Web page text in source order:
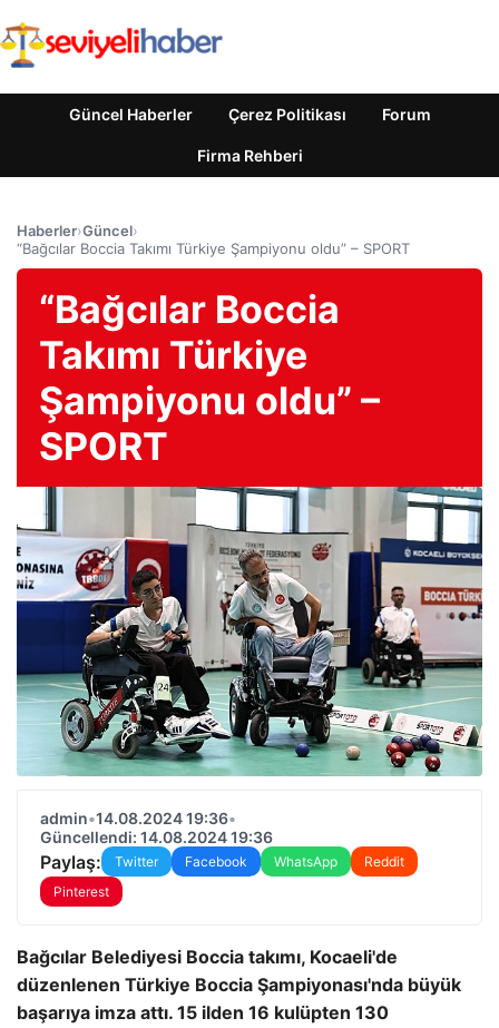
Güncel Haberler Çerez Politikası Forum
Firma Rehberi
Haberler›Güncel›
“Bağcılar Boccia Takımı Türkiye Şampiyonu oldu” – SPORT
“Bağcılar Boccia
Takımı Türkiye
Şampiyonu oldu” –
SPORT
admin•14.08.2024 19:36•
Güncellendi: 14.08.2024 19:36
Paylaş: Twitter Facebook WhatsApp
Reddit
Pinterest
Bağcılar Belediyesi Boccia takımı, Kocaeli'de
düzenlenen Türkiye Boccia Şampiyonası'nda büyük
başarıya imza attı. 15 ilden 16 kulüpten 130